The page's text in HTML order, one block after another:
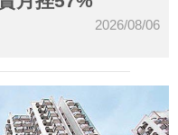
2026/08/06